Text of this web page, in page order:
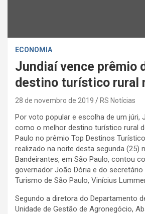
ECONOMIA
Jundiaí vence prêmio
destino turístico rural
28 de novembro de 2019 RS Notícias
Por voto popular e escolha de um júri,
como o melhor destino turístico rural
Paulo no prêmio Top Destinos
realizado na noite desta segunda (25)
Bandeirantes, em São Paulo, contou
governador João Dória e do secretário
Turismo de São Paulo, Vinícius
Segundo a diretora do Departamento
Unidade de Gestão de Agronegócio,